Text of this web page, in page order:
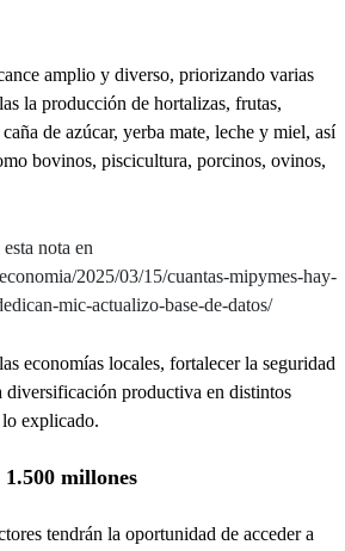
amplio y diverso, priorizando varias
la producción de hortalizas, frutas,
de azúcar, yerba mate, leche y miel, así
bovinos, piscicultura, porcinos, ovinos,
nota en
2025/03/15/cuantas-mipymes-hay-
mic-actualizo-base-de-datos/
economías locales, fortalecer la seguridad
productiva en distintos
explicado.
millones
tendrán la oportunidad de acceder a